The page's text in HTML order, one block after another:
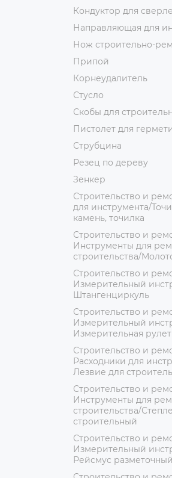
Кондуктор для
Направляющая для
Нож строительно-
Припой
Корнеудалитель
Стусло
Скобы для
Пистолет для
Струбцина
Резец по дереву
Зенкер
Строительство и
для инструмента/
камень, точилка
Строительство и
Инструменты для
строительства/
Строительство и
Измерительный
Штангенциркуль
Строительство и
Измерительный
Измерительная
Строительство и
Расходники для
Лезвие для
Строительство и
Инструменты для
строительства/
строительный
Строительство и
Измерительный
Рейсмус разметочный